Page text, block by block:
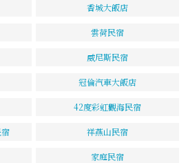
香城大飯店
雲荷民宿
威尼斯民宿
冠倫汽車大飯店
42度彩虹觀海民宿
祥燕山民宿
家庭民宿